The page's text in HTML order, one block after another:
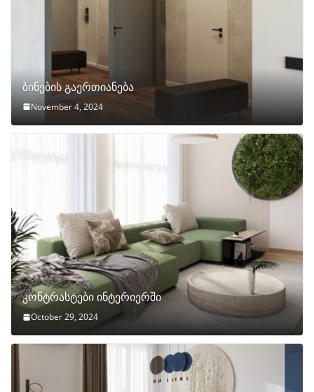
ბინების გაერთიანება
November 4, 2024
კონტრასტები ინტერიერში
October 29, 2024